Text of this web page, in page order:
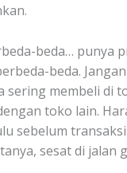
beda… punya
beda.
sering membeli di
toko lain.
sebelum
sesat di jalan